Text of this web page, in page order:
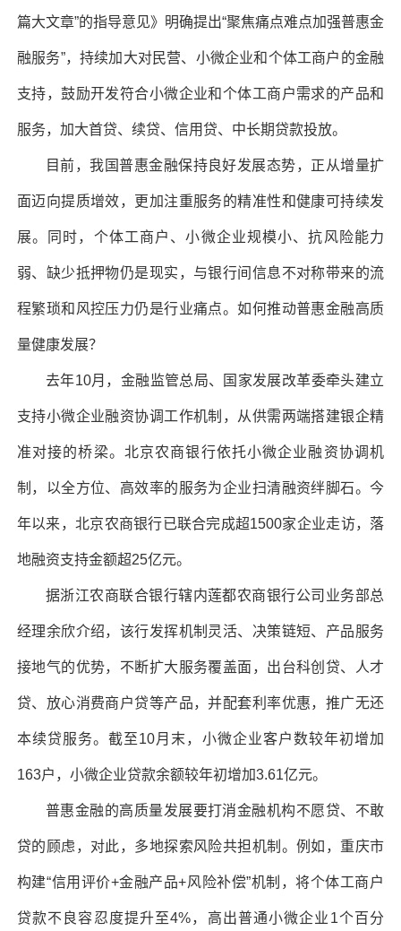
篇大文章”的指导意见》明确提出“聚焦痛点难点加强普惠金
融服务”，持续加大对民营、小微企业和个体工商户的金融
支持，鼓励开发符合小微企业和个体工商户需求的产品和
服务，加大首贷、续贷、信用贷、中长期贷款投放。
目前，我国普惠金融保持良好发展态势，正从增量扩
面迈向提质增效，更加注重服务的精准性和健康可持续发
展。同时，个体工商户、小微企业规模小、抗风险能力
弱、缺少抵押物仍是现实，与银行间信息不对称带来的流
程繁琐和风控压力仍是行业痛点。如何推动普惠金融高质
量健康发展？
去年10月，金融监管总局、国家发展改革委牵头建立
支持小微企业融资协调工作机制，从供需两端搭建银企精
准对接的桥梁。北京农商银行依托小微企业融资协调机
制，以全方位、高效率的服务为企业扫清融资绊脚石。今
年以来，北京农商银行已联合完成超1500家企业走访，落
地融资支持金额超25亿元。
据浙江农商联合银行辖内莲都农商银行公司业务部总
经理余欣介绍，该行发挥机制灵活、决策链短、产品服务
接地气的优势，不断扩大服务覆盖面，出台科创贷、人才
贷、放心消费商户贷等产品，并配套利率优惠，推广无还
本续贷服务。截至10月末，小微企业客户数较年初增加
163户，小微企业贷款余额较年初增加3.61亿元。
普惠金融的高质量发展要打消金融机构不愿贷、不敢
贷的顾虑，对此，多地探索风险共担机制。例如，重庆市
构建“信用评价+金融产品+风险补偿”机制，将个体工商户
贷款不良容忍度提升至4%，高出普通小微企业1个百分